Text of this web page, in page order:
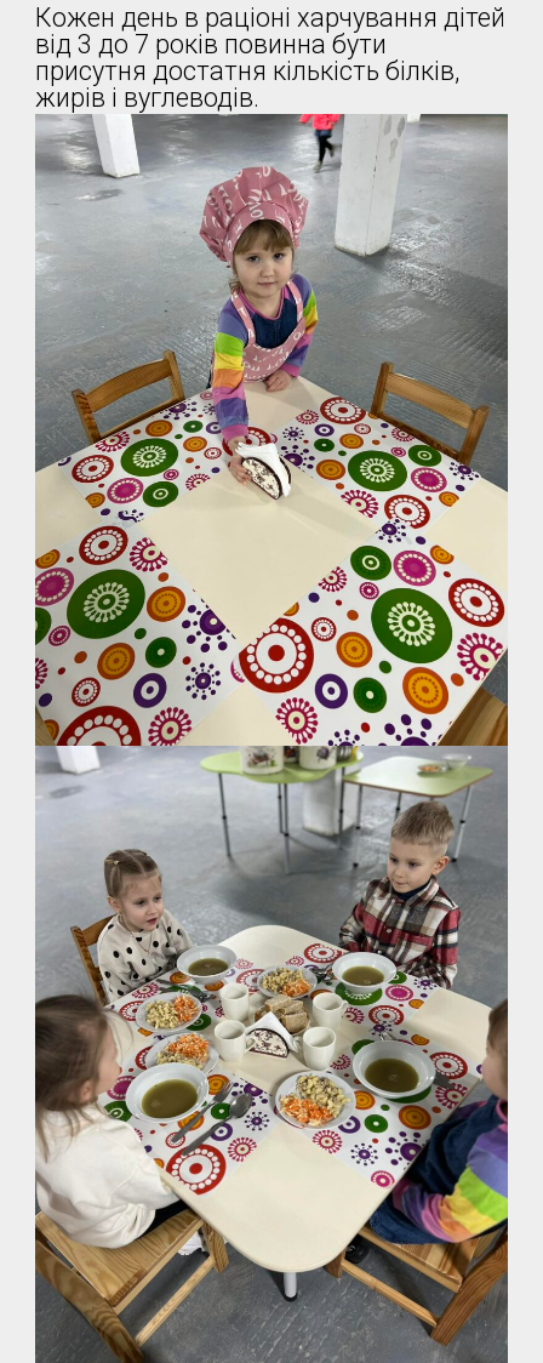
Кожен день в раціоні харчування дітей
від 3 до 7 років повинна бути
присутня достатня кількість білків,
жирів і вуглеводів.